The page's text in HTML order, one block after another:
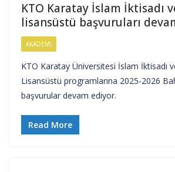
KTO Karatay İslam İktisadı
lisansüstü başvuruları
AKADEMI
KTO Karatay Üniversitesi İslam İktisadı
Lisansüstü programlarına 2025-2026
başvurular devam ediyor.
Read More